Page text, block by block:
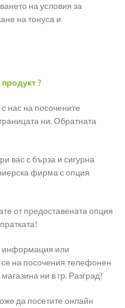
на условия за
на тонуса и
?
нас на посочените
ни. Обратната
вас с бърза и сигурна
фирма с опция
от предоставената опция
информация или
на посочения телефонен
ни в гр. Разград!
да посетите онлайн